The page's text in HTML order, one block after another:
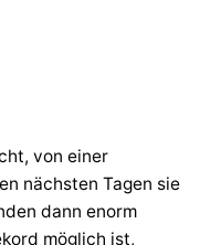
von einer
nächsten Tagen sie
dann enorm
möglich ist,